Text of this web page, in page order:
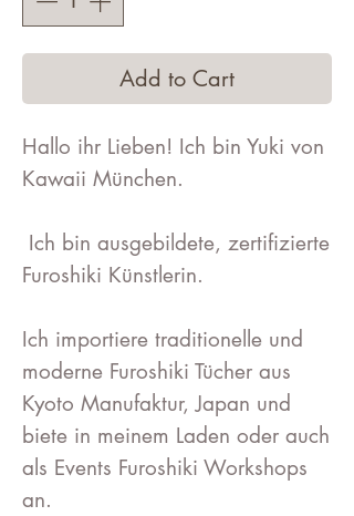
Add to Cart
Hallo ihr Lieben! Ich bin Yuki von
Kawaii München.
Ich bin ausgebildete, zertifizierte
Furoshiki Künstlerin.
Ich importiere traditionelle und
moderne Furoshiki Tücher aus
Kyoto Manufaktur, Japan und
biete in meinem Laden oder auch
als Events Furoshiki Workshops
an.